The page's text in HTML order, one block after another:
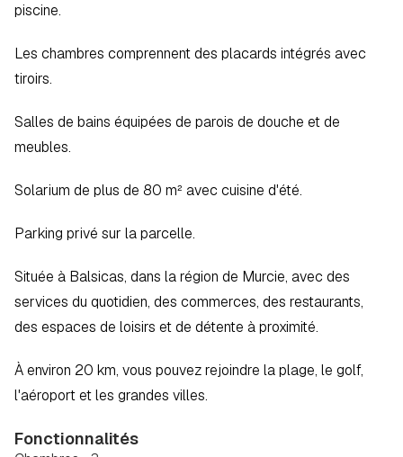
piscine.
Les chambres comprennent des placards intégrés avec
tiroirs.
Salles de bains équipées de parois de douche et de
meubles.
Solarium de plus de 80 m² avec cuisine d'été.
Parking privé sur la parcelle.
Située à Balsicas, dans la région de Murcie, avec des
services du quotidien, des commerces, des restaurants,
des espaces de loisirs et de détente à proximité.
À environ 20 km, vous pouvez rejoindre la plage, le golf,
l'aéroport et les grandes villes.
Fonctionnalités